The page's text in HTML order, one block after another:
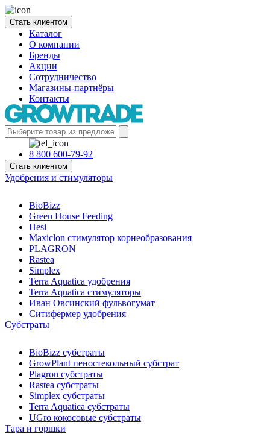
Стать клиентом
Каталог
О компании
Бренды
Акции
Сотрудничество
Магазины-партнёры
Контакты
8 800 600-79-92
Стать клиентом
Удобрения и стимуляторы
BioBizz
Green House Feeding
Hesi
Maxiclon стимулятор корнеобразования
PLAGRON
Rastea
Simplex
Terra Aquatica удобрения
Terra Aquatica стимуляторы
Иван Овсинский фульвогумат
Ситифермер удобрения
Субстраты
BioBizz cубстраты
GrowPlant пеностекольный субстрат
Plagron cубстраты
Rastea cубстраты
Simplex cубстраты
Terra Aquatica cубстраты
UGro кокосовые субстраты
Тара и горшки